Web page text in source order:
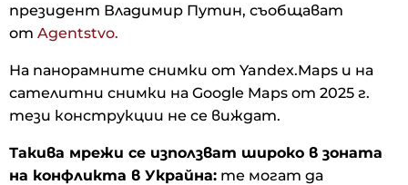
президент Владимир Путин, съобщават
от Agentstvo.
На панорамните снимки от Yandex.Maps и на
сателитни снимки на Google Maps от 2025 г.
тези конструкции не се виждат.
Такива мрежи се използват широко в зоната
на конфликта в Украйна: те могат да